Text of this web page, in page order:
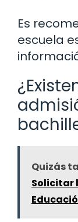
Es
escuela
Quizás
Solicitar